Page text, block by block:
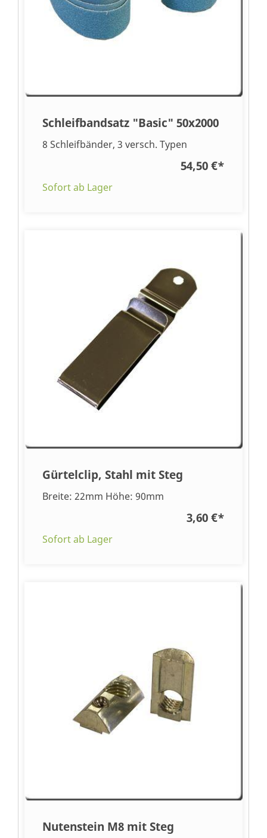
Schleifbandsatz "Basic" 50x2000
8 Schleifbänder, 3 versch. Typen
54,50 €*
Sofort ab Lager
Gürtelclip, Stahl mit Steg
Breite: 22mm Höhe: 90mm
3,60 €*
Sofort ab Lager
Nutenstein M8 mit Steg